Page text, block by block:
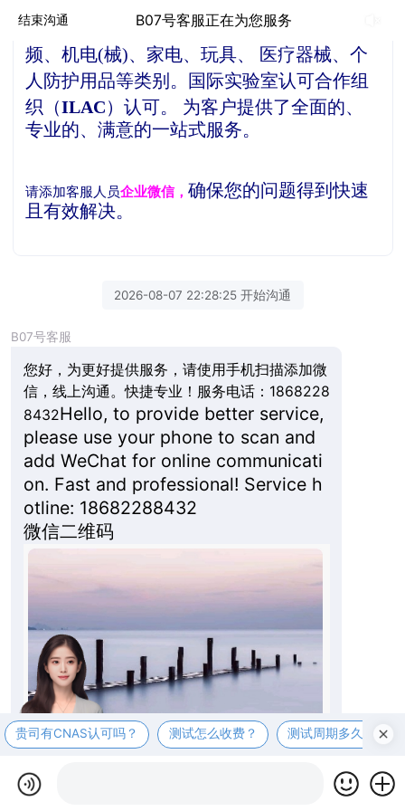
结束沟通 B07号客服正在为您服务
司产品检测服务项目涵盖了信息技术、音视
频、机电(械)、家电、玩具、 医疗器械、个
人防护用品等类别。
国际实验室认可合作组
织（ILAC）认可。
为客户提供了全面的、
专业的、满意的一站式服务。
请添加客服人员企业微信，确保您的问题得到快速
且有效解决。
2026-08-07 22:28:25 开始沟通
B07号客服
您好，为更好提供服务，请使用手机扫描添加微
信，线上沟通。快捷专业！服务电话：1868228
8432Hello, to provide better service,
please use your phone to scan and
add WeChat for online communicati
on. Fast and professional! Service h
otline: 18682288432
微信二维码
贵司有CNAS认可吗？ 测试怎么收费？ 测试周期多久？